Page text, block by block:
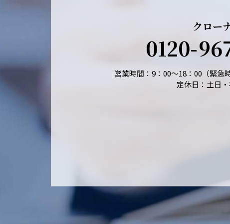
0120-
クロー
営業時間：9：00～18：00（緊急
定休日：土日